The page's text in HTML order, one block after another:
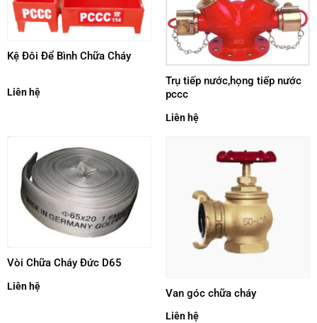
Kệ Đôi Để Bình Chữa Cháy
Liên hệ
Trụ tiếp nước,họng tiếp nước
pccc
Liên hệ
Vòi Chữa Cháy Đức D65
Liên hệ
Van góc chữa cháy
Liên hệ